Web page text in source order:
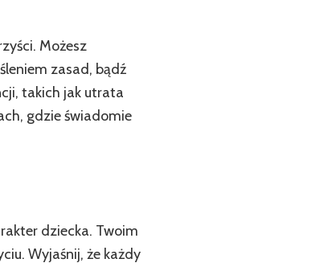
Możesz
zasad, bądź
takich jak utrata
gdzie świadomie
dziecka. Twoim
Wyjaśnij, że każdy